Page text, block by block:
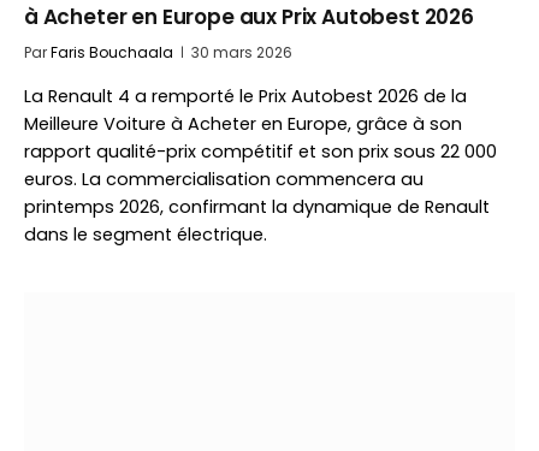
à Acheter en Europe aux Prix Autobest 2026
ParFaris Bouchaala 30 mars 2026
La Renault 4 a remporté le Prix Autobest 2026 de la
Meilleure Voiture à Acheter en Europe, grâce à son
rapport qualité-prix compétitif et son prix sous 22 000
euros. La commercialisation commencera au
printemps 2026, confirmant la dynamique de Renault
dans le segment électrique.